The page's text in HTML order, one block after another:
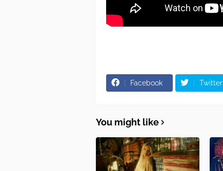
Facebook Twitter
You might like